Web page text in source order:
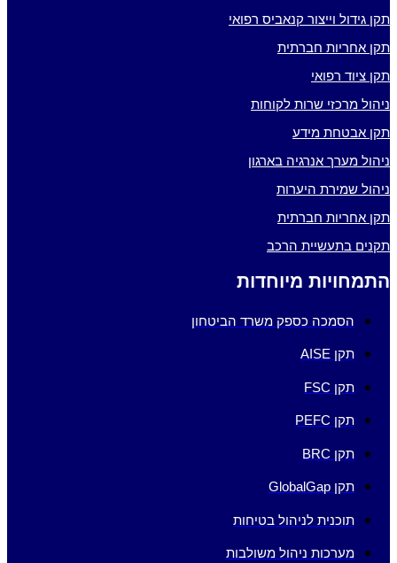
תקן גידול וייצור קנאביס רפואי
תקן אחריות חברתית
תקן ציוד רפואי
ניהול מרכזי שרות לקוחות
תקן אבטחת מידע
ניהול מערך אנרגיה בארגון
ניהול שמירת היערות
תקן אחריות חברתית
תקנים בתעשיית הרכב
התמחויות מיוחדות
הסמכה כספק משרד הביטחון
תקן AISE
תקן FSC
תקן PEFC
תקן BRC
תקן GlobalGap
תוכנית לניהול בטיחות
מערכות ניהול משולבות